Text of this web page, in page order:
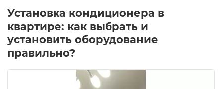
Установка кондиционера в
квартире: как выбрать и
установить оборудование
правильно?